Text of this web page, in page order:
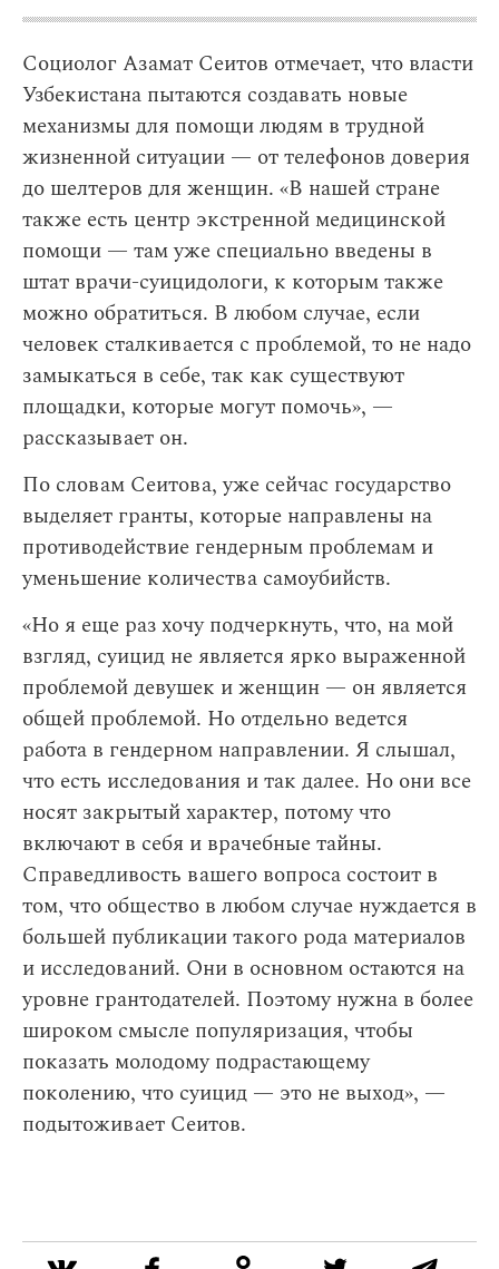
Социолог Азамат Сеитов отмечает, что власти
Узбекистана пытаются создавать новые
механизмы для помощи людям в трудной
жизненной ситуации — от телефонов доверия
до шелтеров для женщин. «В нашей стране
также есть центр экстренной медицинской
помощи — там уже специально введены в
штат врачи-суицидологи, к которым также
можно обратиться. В любом случае, если
человек сталкивается с проблемой, то не надо
замыкаться в себе, так как существуют
площадки, которые могут помочь», —
рассказывает он.
По словам Сеитова, уже сейчас государство
выделяет гранты, которые направлены на
противодействие гендерным проблемам и
уменьшение количества самоубийств.
«Но я еще раз хочу подчеркнуть, что, на мой
взгляд, суицид не является ярко выраженной
проблемой девушек и женщин — он является
общей проблемой. Но отдельно ведется
работа в гендерном направлении. Я слышал,
что есть исследования и так далее. Но они все
носят закрытый характер, потому что
включают в себя и врачебные тайны.
Справедливость вашего вопроса состоит в
том, что общество в любом случае нуждается в
большей публикации такого рода материалов
и исследований. Они в основном остаются на
уровне грантодателей. Поэтому нужна в более
широком смысле популяризация, чтобы
показать молодому подрастающему
поколению, что суицид — это не выход», —
подытоживает Сеитов.